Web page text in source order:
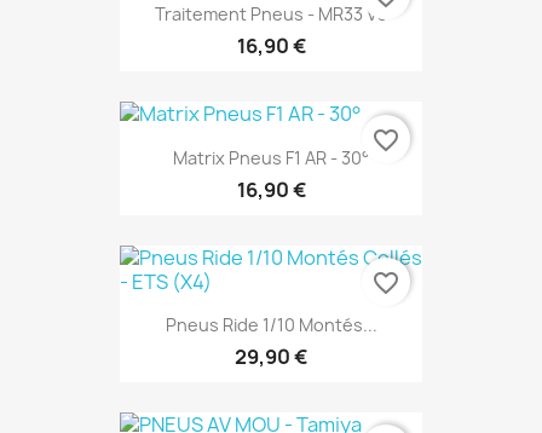
Traitement Pneus - MR33 V3
16,90 €
Matrix Pneus F1 AR - 30°
16,90 €
favorite_border
Pneus Ride 1/10 Montés...
29,90 €
favorite_border